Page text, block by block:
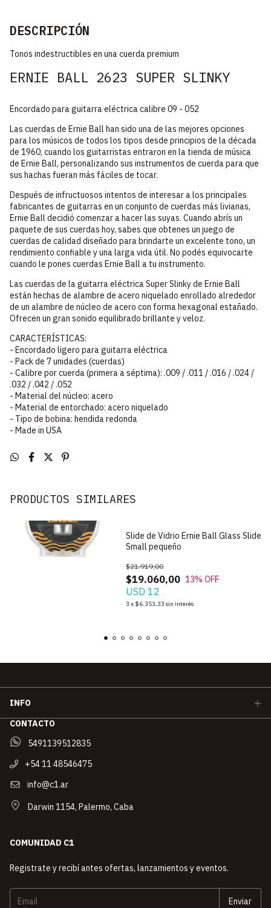
DESCRIPCIÓN
Tonos indestructibles en una cuerda premium
ERNIE BALL 2623 SUPER SLINKY
Encordado para guitarra eléctrica calibre 09 - 052
Las cuerdas de Ernie Ball han sido una de las mejores opciones
para los músicos de todos los tipos desde principios de la década
de 1960, cuando los guitarristas entraron en la tienda de música
de Ernie Ball, personalizando sus instrumentos de cuerda para que
sus hachas fueran más fáciles de tocar.
Después de infructuosos intentos de interesar a los principales
fabricantes de guitarras en un conjunto de cuerdas más livianas,
Ernie Ball decidió comenzar a hacer las suyas. Cuando abrís un
paquete de sus cuerdas hoy, sabes que obtenes un juego de
cuerdas de calidad diseñado para brindarte un excelente tono, un
rendimiento confiable y una larga vida útil. No podés equivocarte
cuando le pones cuerdas Ernie Ball a tu instrumento.
Las cuerdas de la guitarra eléctrica Super Slinky de Ernie Ball
están hechas de alambre de acero niquelado enrollado alrededor
de un alambre de núcleo de acero con forma hexagonal estañado.
Ofrecen un gran sonido equilibrado brillante y veloz.
CARACTERÍSTICAS:
- Encordado ligero para guitarra eléctrica
- Pack de 7 unidades (cuerdas)
- Calibre por cuerda (primera a séptima): .009 / .011 / .016 / .024 /
.032 / .042 / .052
- Material del núcleo: acero
- Material de entorchado: acero niquelado
- Tipo de bobina: hendida redonda
- Made in USA
PRODUCTOS SIMILARES
Slide de Vidrio Ernie Ball Glass Slide
Small pequeño
$19.060,00
$21.919,00
13% OFF
USD 12
3 x $6.353,33 sin interés
INFO
CONTACTO
5491139512835
+54 11 48546475
info@c1.ar
Darwin 1154, Palermo, Caba
COMUNIDAD C1
Registrate y recibí antes ofertas, lanzamientos y eventos.